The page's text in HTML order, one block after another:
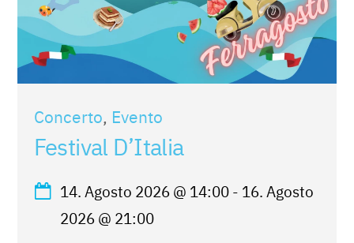
Concerto, Evento
Festival D’Italia
14. Agosto 2026 @ 14:00- 16. Agosto
2026 @ 21:00